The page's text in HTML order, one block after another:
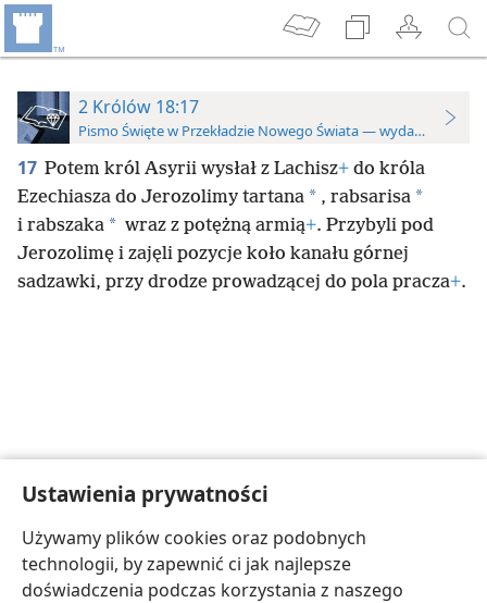
Ustawienia prywatności
Używamy plików cookies oraz podobnych
technologii, by zapewnić ci jak najlepsze
doświadczenia podczas korzystania z naszego
2 Królów 18:17
Pismo Święte w Przekładzie Nowego Świata — wydanie do
17 Potem król Asyrii wysłał z Lachisz+ do króla
Ezechiasza do Jerozolimy tartana * , rabsarisa *
i rabszaka * wraz z potężną armią+. Przybyli pod
Jerozolimę i zajęli pozycje koło kanału górnej
sadzawki, przy drodze prowadzącej do pola pracza+.